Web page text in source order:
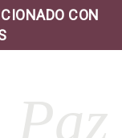
CON